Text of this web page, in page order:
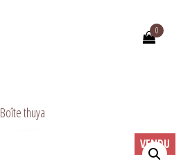
0
Boîte thuya
VENDU